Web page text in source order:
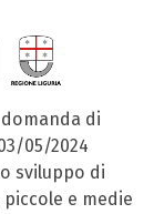
domanda di
05/2024
sviluppo di
e medie